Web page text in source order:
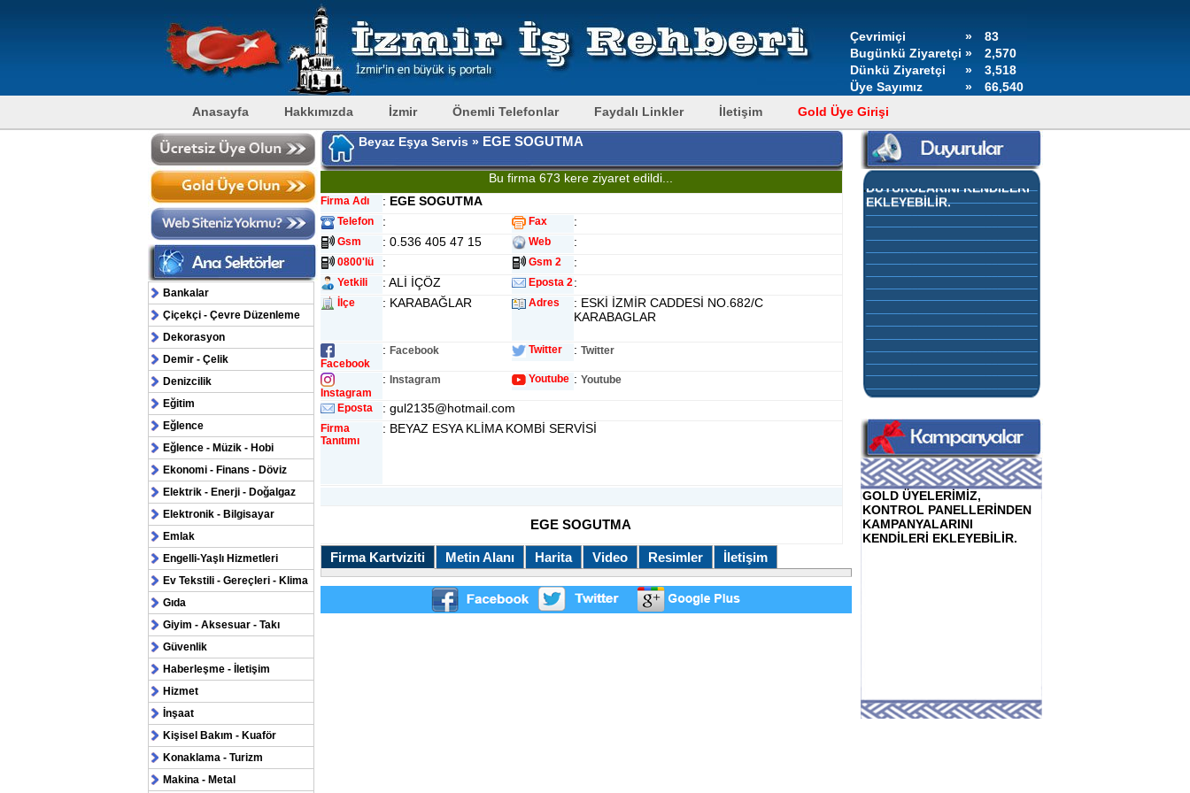
Çevrimiçi »
83
Bugünkü Ziyaretçi »
2,570
Dünkü Ziyaretçi
»
3,518
Üye Sayımız
»
66,540
Anasayfa
Hakkımızda İzmir Önemli Telefonlar Faydalı Linkler İletişim Gold Üye Girişi
Bankalar
Çiçekçi - Çevre Düzenleme
Dekorasyon
Demir - Çelik
Denizcilik
Eğitim
Eğlence
Eğlence - Müzik - Hobi
Ekonomi - Finans - Döviz
Elektrik - Enerji - Doğalgaz
Elektronik - Bilgisayar
Emlak
Engelli-Yaşlı Hizmetleri
Ev Tekstili - Gereçleri - Klima
Gıda
Giyim - Aksesuar - Takı
Güvenlik
Haberleşme - İletişim
Hizmet
İnşaat
Kişisel Bakım - Kuaför
Konaklama - Turizm
Makina - Metal
Beyaz Eşya Servis » EGE SOGUTMA
Bu firma 673 kere ziyaret edildi...
Firma Adı : EGE SOGUTMA
Telefon : Fax :
Gsm : 0.536 405 47 15 Web :
0800'lü : Gsm 2 :
Yetkili : ALİ İÇÖZ Eposta 2:
İlçe : KARABAĞLAR Adres
: ESKİ İZMİR CADDESİ NO.682/C
KARABAGLAR
Facebook
: Facebook Twitter : Twitter
Instagram
: Instagram Youtube : Youtube
Eposta : gul2135@hotmail.com
Firma
Tanıtımı
: BEYAZ ESYA KLİMA KOMBİ SERVİSİ
EGE SOGUTMA
Firma Kartviziti Metin Alanı Harita Video Resimler İletişim
GOLD ÜYELERİMİZ,
KONTROL PANELLERİNDEN
DUYURULARINI KENDİLERİ
GOLD ÜYELERİMİZ,
KONTROL PANELLERİNDEN
KAMPANYALARINI
KENDİLERİ EKLEYEBİLİR.